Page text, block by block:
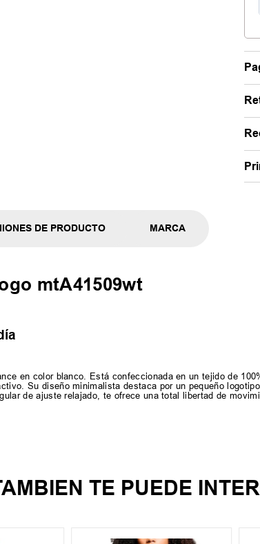
DE PRODUCTO MARCA
mtA41509wt
en color blanco. Está confeccionada en un tejido de
Su diseño minimalista destaca por un pequeño
de ajuste relajado, te ofrece una total libertad de
TE PUEDE